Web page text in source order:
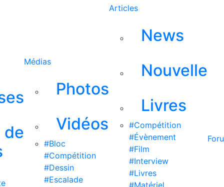
de
Médias
Photos
Vidéos
#Bloc
#Compétition
#Dessin
#Escalade
Articles
News
Nouvelle
Livres
#Compétition
#Évènement
#Film
#Interview
#Livres
#Matériel